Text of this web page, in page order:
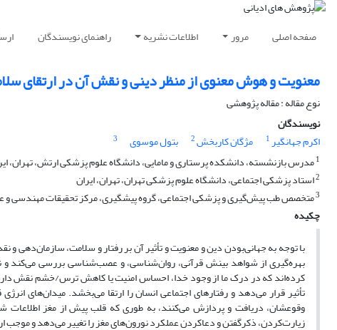
صفحه اصلی مرور اطلاعات نشریه راهنمای نویسندگان
معنویت و هوش معنوی از منظر دینی و نقش آن در ارتقای
نوع مقاله : مقاله پژوهشی
نویسندگان
اکرم جهانگیر1 مژگان کاربخش2 بتول موسوی
3
1مدرس بازنشسته، دانشکده پرستاری و مامایی، دانشگاه علوم پزشکی ارتش، تهران،
2استاد پزشکی اجتماعی، دانشگاه علوم پزشکی تهران، تهران، ایران
3متخصص طب پیش‌گیری و پزشکی اجتماعی، گروه پیشگیری، مرکز تحقیقات مهندسی و
چکیده
با توجه به جهانی‌بودن دین و معنویت و تأثیر آن بر رفتار و سلامت، سازمان‌دهی و
بهره‌گیری از شواهد بینش قرآنی، روان‌شناسی، و عصب‌شناسی بررسی می‌کند و
کرده‌اند که در درک ما از وجود خدا، احساس امنیت یا کاهش ترس/خشم نقش
تأثیر قرار می‌دهد و رفتارهای اجتماعی انسان را ارتقا می‌بخشد. میدان‌های
وقوعشان، دریافت و پردازش می‌کنند، به طوری که قلب پیش از مغز
زیارت‌کردن، ذکرگفتن و دعاکردن عملکرد نورون‌های مغز را تغییر می‌دهد و